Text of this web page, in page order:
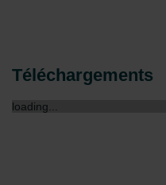
Téléchargements
loading...